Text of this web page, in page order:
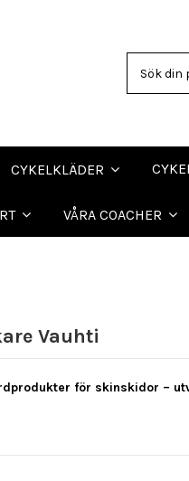
CYKELKLÄDER
VÅRA COACHER
Vauhti
för skinskidor –